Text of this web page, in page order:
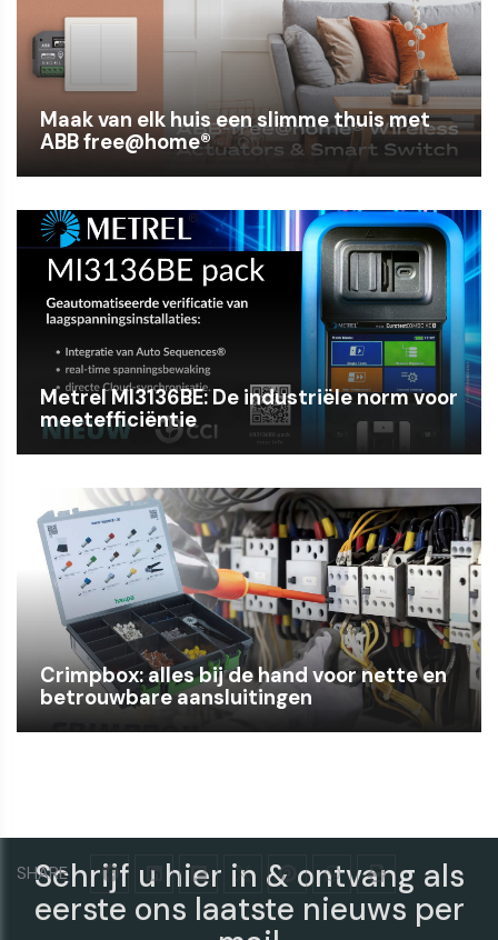
SHARE
Maak van elk huis een slimme thuis met
ABB free@home®
Metrel MI3136BE: De industriële norm voor
meetefficiëntie
Crimpbox: alles bij de hand voor nette en
betrouwbare aansluitingen
Schrijf u hier in & ontvang als
eerste ons laatste nieuws per